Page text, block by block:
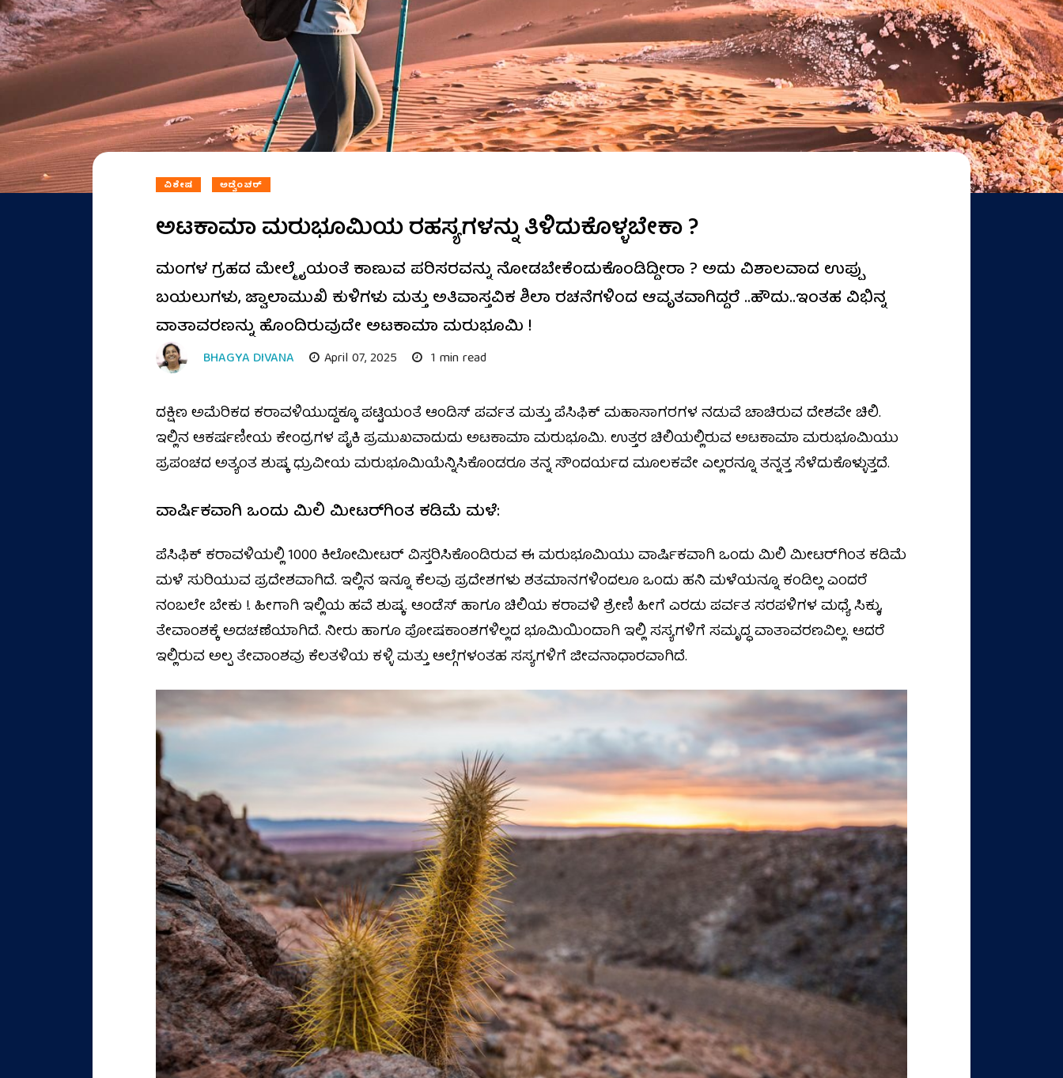
ವಿಶೇಷ ಅಡ್ವೆಂಚರ್
ಅಟಕಾಮಾ ಮರುಭೂಮಿಯ ರಹಸ್ಯಗಳನ್ನು ತಿಳಿದುಕೊಳ್ಳಬೇಕಾ ?
ಮಂಗಳ ಗ್ರಹದ ಮೇಲ್ಮೈಯಂತೆ ಕಾಣುವ ಪರಿಸರವನ್ನು ನೋಡಬೇಕೆಂದುಕೊಂಡಿದ್ದೀರಾ ? ಅದು ವಿಶಾಲವಾದ ಉಪ್ಪು
ಬಯಲುಗಳು, ಜ್ವಾಲಾಮುಖಿ ಕುಳಿಗಳು ಮತ್ತು ಅತಿವಾಸ್ತವಿಕ ಶಿಲಾ ರಚನೆಗಳಿಂದ ಆವೃತವಾಗಿದ್ದರೆ ..ಹೌದು..ಇಂತಹ ವಿಭಿನ್ನ
ವಾತಾವರಣನ್ನು ಹೊಂದಿರುವುದೇ ಅಟಕಾಮಾ ಮರುಭೂಮಿ !
BHAGYA DIVANA April 07, 2025 1 min read
ದಕ್ಷಿಣ ಅಮೆರಿಕದ ಕರಾವಳಿಯುದ್ದಕ್ಕೂ ಪಟ್ಟಿಯಂತೆ ಆಂಡಿಸ್ ಪರ್ವತ ಮತ್ತು ಪೆಸಿಫಿಕ್ ಮಹಾಸಾಗರಗಳ ನಡುವೆ ಚಾಚಿರುವ ದೇಶವೇ ಚಿಲಿ.
ಇಲ್ಲಿನ ಆಕರ್ಷಣೀಯ ಕೇಂದ್ರಗಳ ಪೈಕಿ ಪ್ರಮುಖವಾದುದು ಅಟಕಾಮಾ ಮರುಭೂಮಿ. ಉತ್ತರ ಚಿಲಿಯಲ್ಲಿರುವ ಅಟಕಾಮಾ ಮರುಭೂಮಿಯು
ಪ್ರಪಂಚದ ಅತ್ಯಂತ ಶುಷ್ಕ ಧ್ರುವೀಯ ಮರುಭೂಮಿಯೆನ್ನಿಸಿಕೊಂಡರೂ ತನ್ನ ಸೌಂದರ್ಯದ ಮೂಲಕವೇ ಎಲ್ಲರನ್ನೂ ತನ್ನತ್ತ ಸೆಳೆದುಕೊಳ್ಳುತ್ತದೆ.
ವಾರ್ಷಿಕವಾಗಿ ಒಂದು ಮಿಲಿ ಮೀಟರ್‌ಗಿಂತ ಕಡಿಮೆ ಮಳೆ:
ಪೆಸಿಫಿಕ್‌ ಕರಾವಳಿಯಲ್ಲಿ 1000 ಕಿಲೋಮೀಟರ್‌ ವಿಸ್ತರಿಸಿಕೊಂಡಿರುವ ಈ ಮರುಭೂಮಿಯು ವಾರ್ಷಿಕವಾಗಿ ಒಂದು ಮಿಲಿ ಮೀಟರ್‌ಗಿಂತ ಕಡಿಮೆ
ಮಳೆ ಸುರಿಯುವ ಪ್ರದೇಶವಾಗಿದೆ. ಇಲ್ಲಿನ ಇನ್ನೂ ಕೆಲವು ಪ್ರದೇಶಗಳು ಶತಮಾನಗಳಿಂದಲೂ ಒಂದು ಹನಿ ಮಳೆಯನ್ನೂ ಕಂಡಿಲ್ಲ ಎಂದರೆ
ನಂಬಲೇ ಬೇಕು !. ಹೀಗಾಗಿ ಇಲ್ಲಿಯ ಹವೆ ಶುಷ್ಕ. ಆಂಡೆಸ್‌ ಹಾಗೂ ಚಿಲಿಯ ಕರಾವಳಿ ಶ್ರೇಣಿ ಹೀಗೆ ಎರಡು ಪರ್ವತ ಸರಪಳಿಗಳ ಮಧ್ಯೆ ಸಿಕ್ಕು,
ತೇವಾಂಶಕ್ಕೆ ಅಡಚಣೆಯಾಗಿದೆ. ನೀರು ಹಾಗೂ ಪೋಷಕಾಂಶಗಳಿಲ್ಲದ ಭೂಮಿಯಿಂದಾಗಿ ಇಲ್ಲಿ ಸಸ್ಯಗಳಿಗೆ ಸಮೃದ್ಧ ವಾತಾವರಣವಿಲ್ಲ. ಆದರೆ
ಇಲ್ಲಿರುವ ಅಲ್ಪ ತೇವಾಂಶವು ಕೆಲತಳಿಯ ಕಳ್ಳಿ ಮತ್ತು ಆಲ್ಗೆಗಳಂತಹ ಸಸ್ಯಗಳಿಗೆ ಜೀವನಾಧಾರವಾಗಿದೆ.